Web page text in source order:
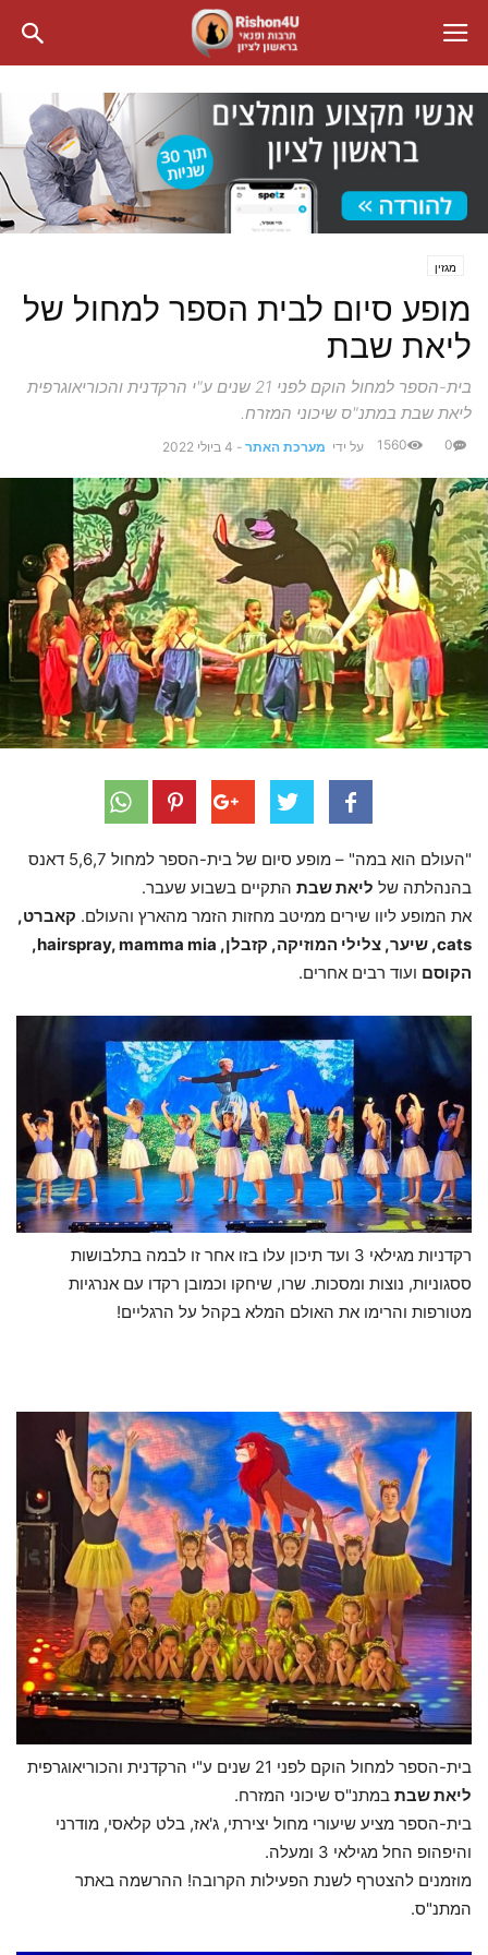
מגזין
מופע סיום לבית הספר למחול של
ליאת שבת
בית-הספר למחול הוקם לפני 21 שנים ע"י הרקדנית והכוריאוגרפית
ליאת שבת במתנ"ס שיכוני המזרח.
על ידי מערכת האתר - 4 ביולי 2022 0
1560
"העולם הוא במה" – מופע סיום של בית-הספר למחול 5,6,7 דאנס
בהנהלתה של ליאת שבת התקיים בשבוע שעבר.
את המופע ליוו שירים ממיטב מחזות הזמר מהארץ והעולם. קאברט,
cats, שיער, צלילי המוזיקה, קזבלן, hairspray, mamma mia,
הקוסם ועוד רבים אחרים.
רקדניות מגילאי 3 ועד תיכון עלו בזו אחר זו לבמה בתלבושות
ססגוניות, נוצות ומסכות. שרו, שיחקו וכמובן רקדו עם אנרגיות
מטורפות והרימו את האולם המלא בקהל על הרגליים!
בית-הספר למחול הוקם לפני 21 שנים ע"י הרקדנית והכוריאוגרפית
ליאת שבת במתנ"ס שיכוני המזרח.
בית-הספר מציע שיעורי מחול יצירתי, ג'אז, בלט קלאסי, מודרני
והיפהופ החל מגילאי 3 ומעלה.
מוזמנים להצטרף לשנת הפעילות הקרובה! ההרשמה באתר
המתנ"ס.